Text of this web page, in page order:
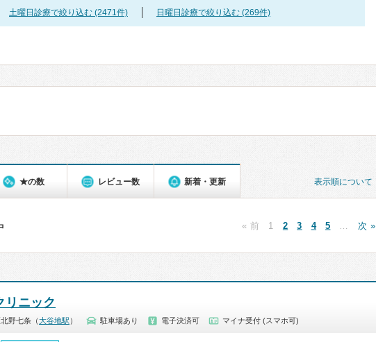
土曜日診療で絞り込む (2471件) 日曜日診療で絞り込む (269件)
表示順について
★の数 レビュー数 新着・更新
« 前 1 2 3 4 5 次 »
リニック
野七条（大谷地駅 ） 駐車場あり 電子決済可 マイナ受付 (スマホ可)